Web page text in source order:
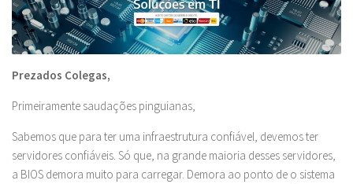
Prezados Colegas,
Primeiramente saudações pinguianas,
Sabemos que para ter uma infraestrutura confiável, devemos ter
servidores confiáveis. Só que, na grande maioria desses servidores,
a BIOS demora muito para carregar. Demora ao ponto de o sistema